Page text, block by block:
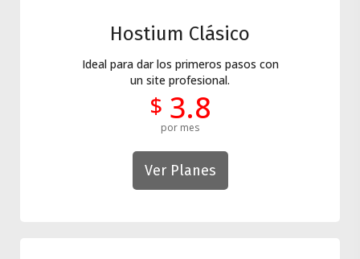
Hostium Clásico
Ideal para dar los primeros pasos con
un site profesional.
$ 3.8
por mes
Ver Planes